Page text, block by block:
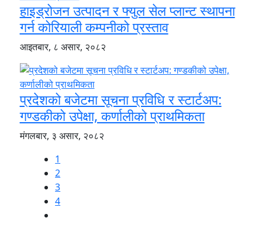
हाइड्रोजन उत्पादन र फ्युल सेल प्लान्ट स्थापना
गर्न कोरियाली कम्पनीको प्रस्ताव
आइतबार, ८ असार, २०८२
प्रदेशको बजेटमा सूचना प्रविधि र स्टार्टअप:
गण्डकीको उपेक्षा, कर्णालीको प्राथमिकता
मंगलबार, ३ असार, २०८२
1
2
3
4